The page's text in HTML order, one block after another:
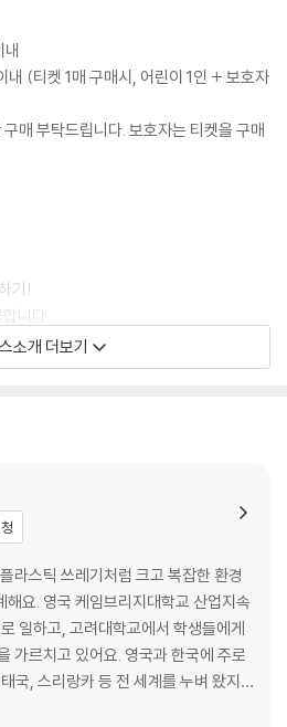
(티켓 1매 구매시, 어린이 1인 + 보호자
매 부탁드립니다. 보호자는 티켓을 구매
기!
니다.
보호자 1인 동반 가능합니다.
확인할 수 있는 신분증(성함)과 연락처를
드립니다.
다. 가급적 대중교통 이용을 권장드립니
당첨 내역, 성함, 핸드폰번호를 확인 후 참
입력하신 연락처로 알림톡과 이메일 또
소개 더보기
라스틱 쓰레기처럼 크고 복잡한 환경
요. 영국 케임브리지대학교 산업지속
일하고, 고려대학교에서 학생들에게
가르치고 있어요. 영국과 한국에 주로
국, 스리랑카 등 전 세계를 누벼 왔지
지 프로젝트로 케임브리지 연구 임팩